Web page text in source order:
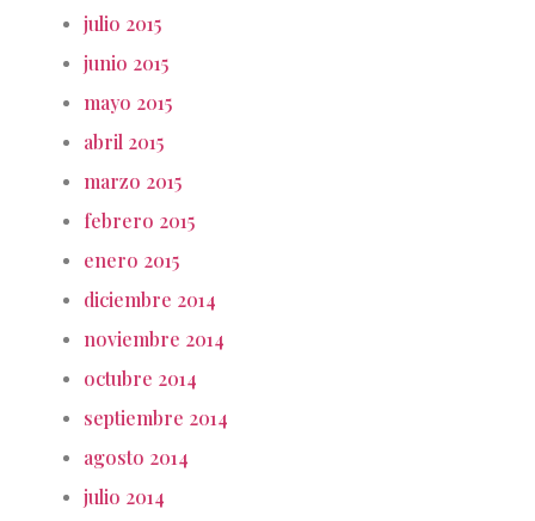
julio 2015
junio 2015
mayo 2015
abril 2015
marzo 2015
febrero 2015
enero 2015
diciembre 2014
noviembre 2014
octubre 2014
septiembre 2014
agosto 2014
julio 2014